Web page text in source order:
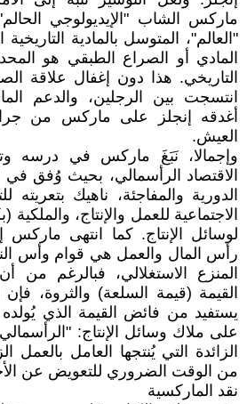
ماركس الشاب "الإيديولوجي
"العالم"، المتوسل بالمادية
المادي أو الصراع الطبقي هو
التاريخي. هذا دون إغفال علاقة
انتسجت بين الرجلين، والدعم
أغدقه إنجلز على ماركس من
العيش.
وإجمالا، نَبَغَ ماركس في درسه
الاقتصاد الرأسمالي، بحيث وُفق في
الدورية والمفاجئة، ناهيك بتعريته
الاجتماعية للعمل والإنتاج،
لوسائل الإنتاج. كما انتهى ماركس
رأس المال والعمل هي قوام وأس
المنزع الاستغلالي، فبالرغم
القيمة (قيمة السلعة) والثروة،
يستفيد من فائض القيمة الذي يُولده
على ملاك وسائل الإنتاج:
الزائدة التي يُنتجها العامل بالعمل
من الوقت الضروري للتعويض عن
نقد الماركسية